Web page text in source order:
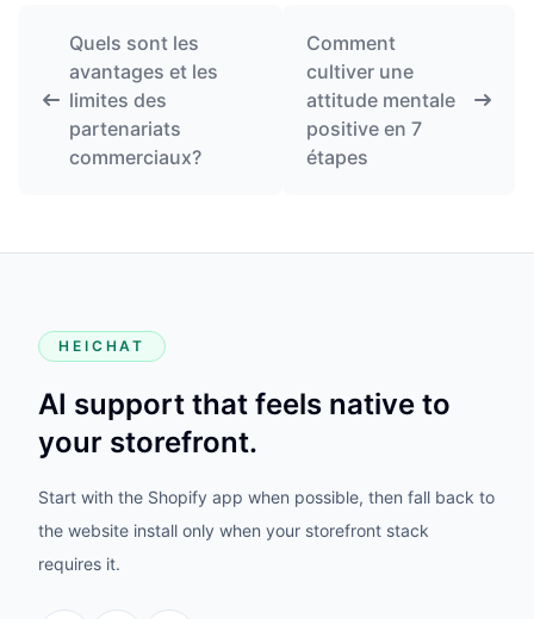
Quels sont les
avantages et les
limites des
partenariats
commerciaux?
Comment
cultiver une
attitude mentale
positive en 7
étapes
HEICHAT
AI support that feels native to
your storefront.
Start with the Shopify app when possible, then fall back to
the website install only when your storefront stack
requires it.